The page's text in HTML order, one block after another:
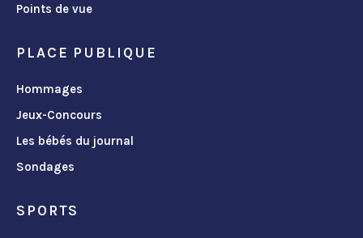
Points de vue
PLACE PUBLIQUE
Hommages
Jeux-Concours
Les bébés du journal
Sondages
SPORTS